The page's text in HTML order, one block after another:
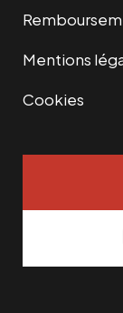
Mentions
Cookies